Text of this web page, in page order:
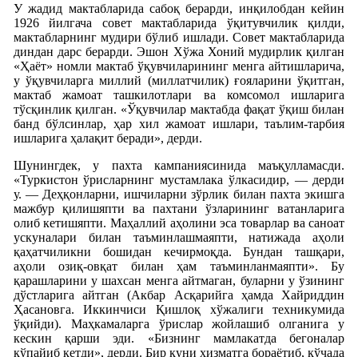
У жадид мактабларида сабоқ берарди, инқилобдан кейин
1926 йилгача совет мактабларида ўқитувчилик қилди,
мактабларнинг мудири бўлиб ишлади. Совет мактабларида
диндан дарс берарди. Эшон Хўжа Хоний мудирлик қилган
«Ҳаёт» номли мактаб ўқувчиларининг менга айтишларича,
у ўқувчиларга миллий (миллатчилик) ғояларини ўқитган,
мактаб жамоат ташкилотлари ва комсомол ишларига
тўсқинлик қилган. «Ўқувчилар мактабда фақат ўқиш билан
банд бўлсинлар, ҳар хил жамоат ишлари, таълим-тарбия
ишларига ҳалақит беради», дерди.
Шунингдек, у пахта кампаниясинида маъқулламасди.
«Туркистон ўрисларнинг мустамлака ўлкасидир, — дерди
у. — Деҳқонларни, ишчиларни зўрлик билан пахта экишга
мажбур қилишяпти ва пахтани ўзларининг ватанларига
олиб кетишяпти. Маҳаллий аҳолини эса товарлар ва саноат
ускуналари билан таъминлашмаяпти, натижада аҳоли
қаҳатчиликни бошидан кечирмоқда. Бундан ташқари,
аҳоли озиқ-овқат билан ҳам таъминланмаяпти». Бу
қарашларини у шахсан менга айтмаган, буларни у ўзининг
дўстларига айтган (Акбар Асқарийга ҳамда Хайриддин
Ҳасановга. Иккинчиси Қишлоқ хўжалиги техникумида
ўқийди). Маҳкамаларга ўрислар жойлашиб олганига у
кескин қарши эди. «Бизнинг мамлакатда бегоналар
кўпайиб кетди», дерди. Бир куни хизматга бораётиб, кўчада